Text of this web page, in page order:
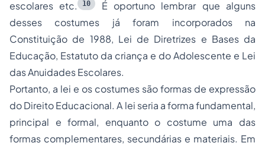
escolares etc.
10
É oportuno lembrar que alguns
desses costumes já foram incorporados na
Constituição de 1988, Lei de Diretrizes e Bases da
Educação, Estatuto da criança e do Adolescente e Lei
das Anuidades Escolares.
Portanto, a lei e os costumes são formas de expressão
do Direito Educacional. A lei seria a forma fundamental,
principal e formal, enquanto o costume uma das
formas complementares, secundárias e materiais. Em